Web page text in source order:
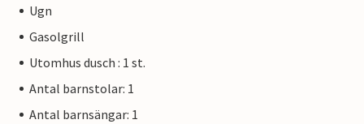
Ugn
Gasolgrill
Utomhus dusch : 1 st.
Antal barnstolar: 1
Antal barnsängar: 1